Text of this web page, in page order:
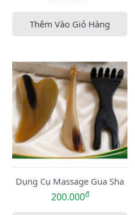
Thêm Vào Giỏ Hàng
Dụng Cụ Massage Gua Sha
200.000đ